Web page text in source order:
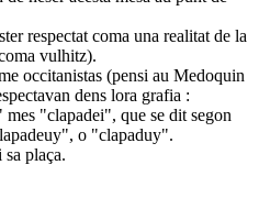
respectat coma una realitat de la
vulhitz).
occitanistas (pensi au Medoquin
dens lora grafia :
"clapadei", que se dit segon
o "clapaduy".
sa plaça.